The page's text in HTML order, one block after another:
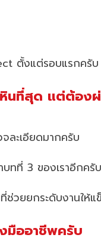
ตั้งแต่รอบแรกครับ
นที่สุด แต่ต้อง
ละเอียดมากครับ
ทที่ 3 ของเราอีกครั
ช่วยยกระดับงานให้แ
มืออาชีพครับ